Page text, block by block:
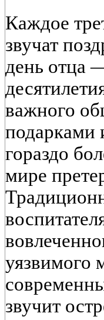
Каждое
звучат
день отца
важного
подарками
гораздо
мире
уязвимого
звучит